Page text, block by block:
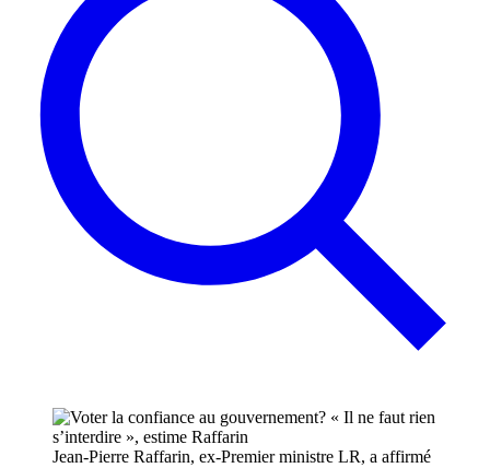
Jean-Pierre Raffarin, ex-Premier ministre LR, a affirmé